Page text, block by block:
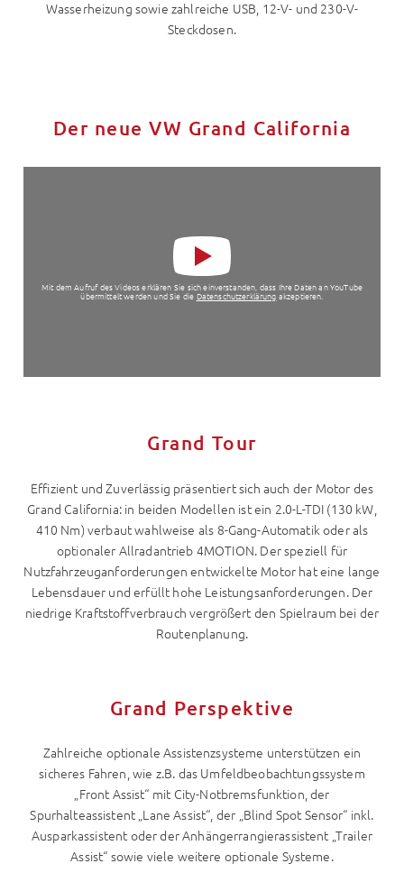
Wasserheizung sowie zahlreiche USB, 12-V- und 230-V-
Steckdosen.
Der neue VW Grand California
Mit dem Aufruf des Videos erklären Sie sich einverstanden, dass Ihre Daten an YouTube
übermittelt werden und Sie die Datenschutzerklärung akzeptieren.
Grand Tour
Effizient und Zuverlässig präsentiert sich auch der Motor des
Grand California: in beiden Modellen ist ein 2.0-L-TDI (130 kW,
410 Nm) verbaut wahlweise als 8-Gang-Automatik oder als
optionaler Allradantrieb 4MOTION. Der speziell für
Nutzfahrzeuganforderungen entwickelte Motor hat eine lange
Lebensdauer und erfüllt hohe Leistungsanforderungen. Der
niedrige Kraftstoffverbrauch vergrößert den Spielraum bei der
Routenplanung.
Grand Perspektive
Zahlreiche optionale Assistenzsysteme unterstützen ein
sicheres Fahren, wie z.B. das Umfeldbeobachtungssystem
„Front Assist“ mit City-Notbremsfunktion, der
Spurhalteassistent „Lane Assist“, der „Blind Spot Sensor“ inkl.
Ausparkassistent oder der Anhängerrangierassistent „Trailer
Assist“ sowie viele weitere optionale Systeme.